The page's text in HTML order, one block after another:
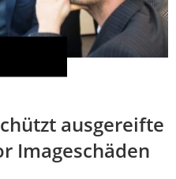
ausgereifte
Imageschäden